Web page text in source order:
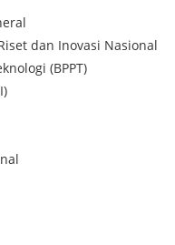
dan Inovasi Nasional
(BPPT)